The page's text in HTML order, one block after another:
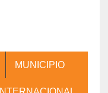
MUNICIPIO